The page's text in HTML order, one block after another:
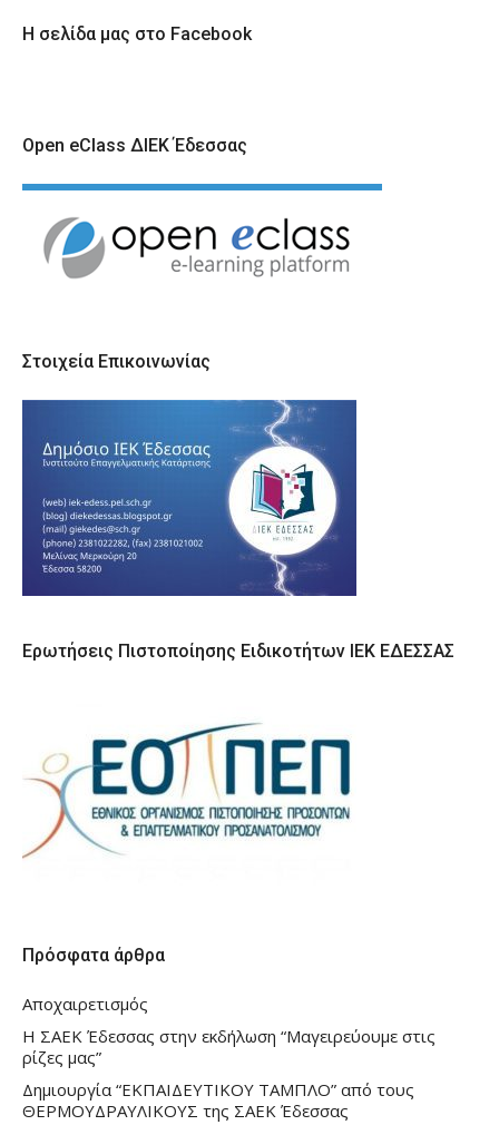
Η σελίδα μας στο Facebook
Open eClass ΔΙΕΚ Έδεσσας
Στοιχεία Επικοινωνίας
Ερωτήσεις Πιστοποίησης Ειδικοτήτων ΙΕΚ ΕΔΕΣΣΑΣ
Πρόσφατα άρθρα
Αποχαιρετισμός
Η ΣΑΕΚ Έδεσσας στην εκδήλωση “Μαγειρεύουμε στις
ρίζες μας”
Δημιουργία “ΕΚΠΑΙΔΕΥΤΙΚΟΥ ΤΑΜΠΛΟ” από τους
ΘΕΡΜΟΥΔΡΑΥΛΙΚΟΥΣ της ΣΑΕΚ Έδεσσας